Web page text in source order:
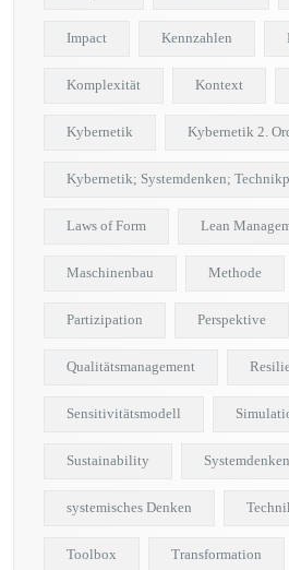
Impact Kennzahlen
Komplexität Kontext
Kybernetik Kybernetik 2.
Kybernetik; Systemdenken;
Laws of Form Lean
Maschinenbau Methode
Partizipation Perspektive
Qualitätsmanagement
Sensitivitätsmodell
Sustainability Systemdenken
systemisches Denken
Toolbox Transformation